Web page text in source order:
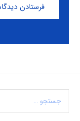
فرستادن